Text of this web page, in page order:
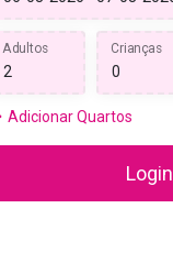
Adultos Crianças
Adicionar Quartos
Login